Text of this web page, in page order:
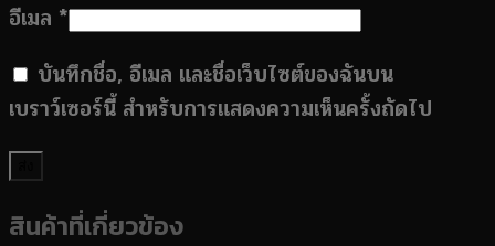
อีเมล *
บันทึกชื่อ, อีเมล และชื่อเว็บไซต์ของฉันบน
เบราว์เซอร์นี้ สำหรับการแสดงความเห็นครั้งถัดไป
สินค้าที่เกี่ยวข้อง